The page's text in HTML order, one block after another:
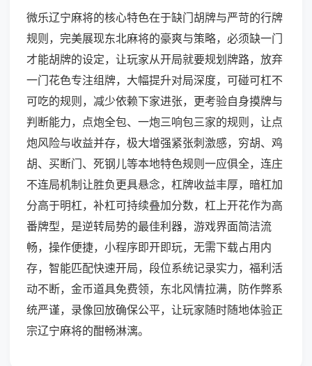
微乐辽宁麻将的核心特色在于缺门胡牌与严苛的行牌
规则，完美展现东北麻将的豪爽与策略，必须缺一门
才能胡牌的设定，让玩家从开局就要规划牌路，放弃
一门花色专注组牌，大幅提升对局深度，可碰可杠不
可吃的规则，减少依赖下家进张，更考验自身摸牌与
判断能力，点炮全包、一炮三响包三家的规则，让点
炮风险与收益并存，极大增强紧张刺激感，穷胡、鸡
胡、买断门、死钢儿等本地特色规则一应俱全，连庄
不连局机制让胜负更具悬念，杠牌收益丰厚，暗杠加
分高于明杠，补杠可持续叠加分数，杠上开花作为高
番牌型，是逆转局势的最佳利器，游戏界面简洁流
畅，操作便捷，小程序即开即玩，无需下载占用内
存，智能匹配快速开局，段位系统记录实力，福利活
动不断，金币道具免费领，东北风情拉满，防作弊系
统严谨，录像回放确保公平，让玩家随时随地体验正
宗辽宁麻将的酣畅淋漓。